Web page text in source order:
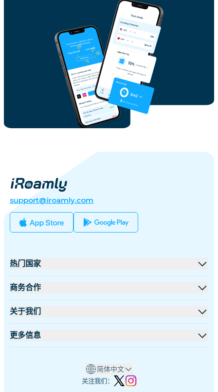
support@iroamly.com
热门国家
美国
法国
商务合作
批发平台
关于我们
关于 iRoamly
更多信息
简体中文
关注我们：